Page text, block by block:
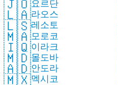
🇯🇴요르단
🇱🇦라오스
🇱🇸레소토
🇲🇦모로코
🇮🇶이라크
🇲🇩몰도바
🇦🇩안도라
🇲🇽멕시코